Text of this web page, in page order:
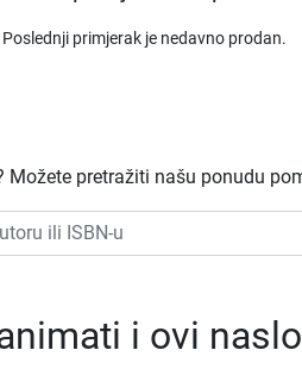
Poslednji primjerak je nedavno prodan.
Možete pretražiti našu ponudu
i ovi